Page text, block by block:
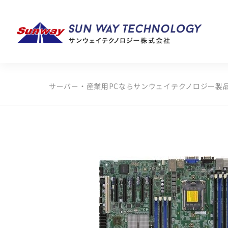
製品カテゴリから探す
メーカーから探す
サーバー・産業用PCならサンウェイテクノロジー製